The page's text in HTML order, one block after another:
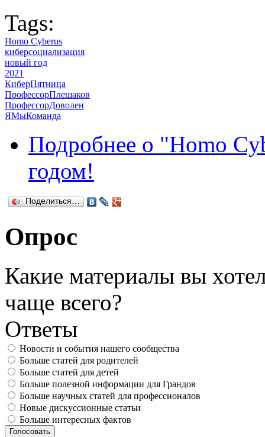
Tags:
Homo Cyberus
киберсоциализация
новый год
2021
КиберПятница
ПрофессорПлешаков
ПрофессорДоволен
ЯМыКоманда
Подробнее о "Homo
годом!
Поделиться…
Опрос
Какие материалы вы
чаще всего?
Ответы
Новости и события нашего сообщества
Больше статей для родителей
Больше статей для детей
Больше полезной информации для Грандов
Больше научных статей для профессионалов
Новые дискуссионные статьи
Больше интересных фактов